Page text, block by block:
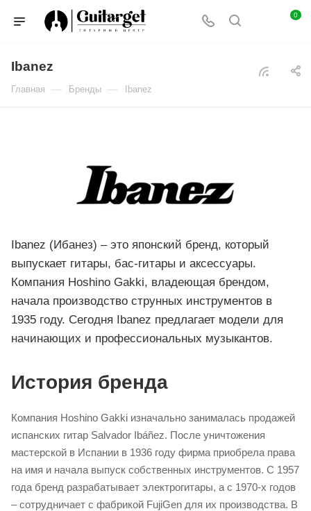
0
Ibanez
Главная — Бренды — Ibanez
Ibanez (Ибанез) – это японский бренд, который
выпускает гитары, бас-гитары и аксессуары.
Компания Hoshino Gakki, владеющая брендом,
начала производство струнных инструментов в
1935 году. Сегодня Ibanez предлагает модели для
начинающих и профессиональных музыкантов.
История бренда
Компания Hoshino Gakki изначально занималась продажей
испанских гитар Salvador Ibáñez. После уничтожения
мастерской в Испании в 1936 году фирма приобрела права
на имя и начала выпуск собственных инструментов. С 1957
года бренд разрабатывает электрогитары, а с 1970-х годов
– сотрудничает с фабрикой FujiGen для их производства. В